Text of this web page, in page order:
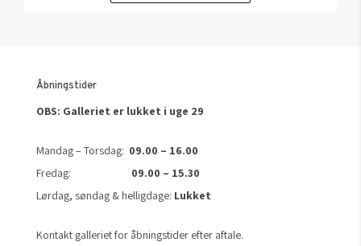
Åbningstider
OBS: Galleriet er lukket i uge 29
Mandag – Torsdag: 09.00 – 16.00
Fredag: 09.00 – 15.30
Lørdag, søndag & helligdage: Lukket
Kontakt galleriet for åbningstider efter aftale.